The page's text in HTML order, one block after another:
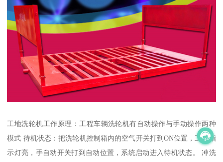
工地洗轮机工作原理：工程车辆洗轮机有自动操作与手动操作两种
模式 待机状态：把洗轮机控制箱内的空气开关打到ON位置，工作指
示灯亮，手自动开关打到自动位置，系统启动进入待机状态。 冲洗